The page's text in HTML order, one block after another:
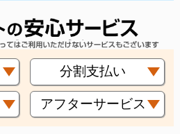
分割支払い
アフターサービス